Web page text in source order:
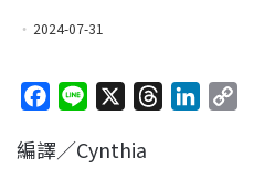
2024-07-31
c
n
編譯／Cynthia